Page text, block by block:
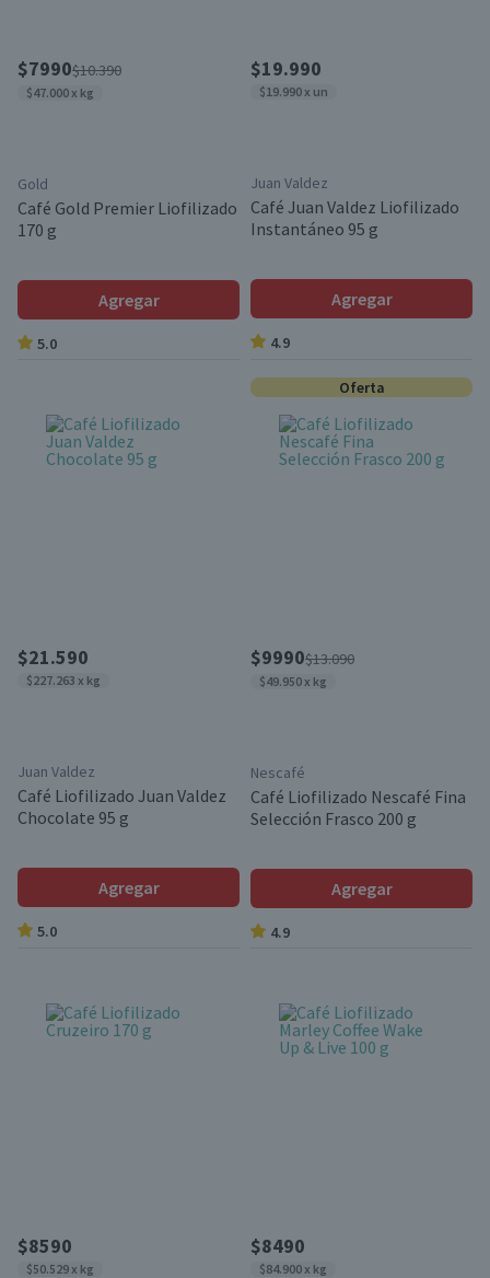
$7990$10.390
$47.000 x kg
Gold
Café Gold Premier Liofilizado
170 g
Agregar
5.0
$19.990
$19.990 x un
Juan Valdez
Café Juan Valdez Liofilizado
Instantáneo 95 g
Agregar
4.9
$21.590
$227.263 x kg
Juan Valdez
Café Liofilizado Juan Valdez
Chocolate 95 g
Agregar
5.0
Oferta
$9990$13.090
$49.950 x kg
Nescafé
Café Liofilizado Nescafé Fina
Selección Frasco 200 g
Agregar
4.9
$8590
$50.529 x kg
$8490
$84.900 x kg